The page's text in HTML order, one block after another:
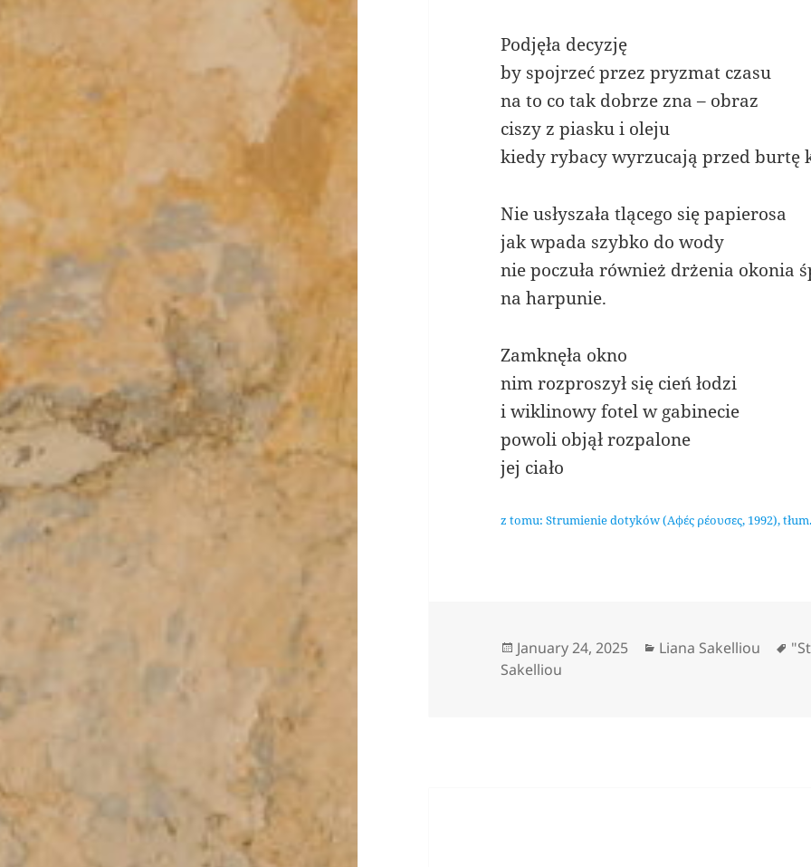
Podjęła decyzję
by spojrzeć przez pryzmat czasu
na to co tak dobrze zna – obraz
ciszy z piasku i oleju
kiedy rybacy wyrzucają przed burtę
Nie usłyszała tlącego się papierosa
jak wpada szybko do wody
nie poczuła również drżenia okonia
na harpunie.
Zamknęła okno
nim rozproszył się cień łodzi
i wiklinowy fotel w gabinecie
powoli objął rozpalone
jej ciało
z tomu: Strumienie dotyków (Αφές ρέουσες, 1992),
Posted
on
January 24, 2025 Categories
Liana Sakelliou
Sakelliou